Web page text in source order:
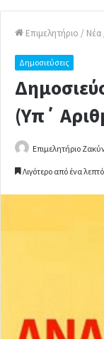
Επιμελητήριο / Νέα
Δημοσιεύσεις
(Υπ΄
Επιμελητήριο
Λιγότερο από ένα λεπτό